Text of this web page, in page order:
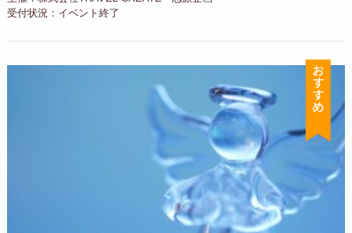
受付状況：イベント終了
お